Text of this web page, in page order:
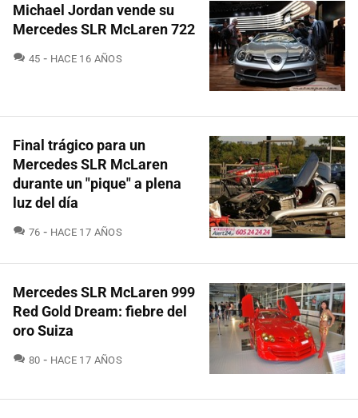
Michael Jordan vende su
Mercedes SLR McLaren 722
45 COMENTARIOS
HACE 16 AÑOS
Final trágico para un
Mercedes SLR McLaren
durante un "pique" a plena
luz del día
76 COMENTARIOS
HACE 17 AÑOS
Mercedes SLR McLaren 999
Red Gold Dream: fiebre del
oro Suiza
80 COMENTARIOS
HACE 17 AÑOS